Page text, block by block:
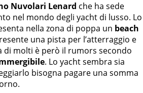
Nuvolari Lenard che ha sede
nel mondo degli yacht di lusso. Lo
nella zona di poppa un beach
una pista per l’atterraggio e
molti è però il rumors secondo
. Lo yacht sembra sia
bisogna pagare una somma